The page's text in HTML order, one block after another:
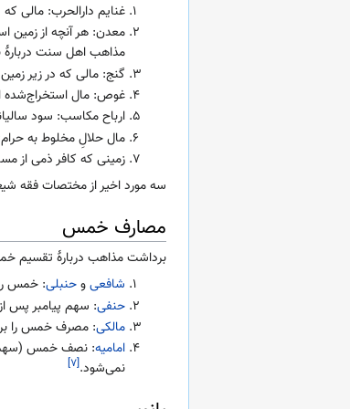
غنایم دارالحرب: مالی
مذاهب اهل سنت دربارهٔ
گنج: مالی که در زیر
غوص: مال استخراج‌شده
ارباح مکاسب: سود
مال حلالِ مخلوط به
زمینی که کافر ذمی از
سه مورد اخیر از مختصات فقه
مصارف خمس
برداشت مذاهب دربارهٔ تقسیم
شافعیوحنبلی: خمس
حنفی: سهم پیامبر پس
مالکی: مصرف خمس را بر
امامیه: نصف خمس (سهم
نمی‌شود.[۷]